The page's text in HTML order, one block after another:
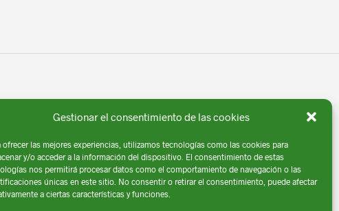
Gestionar el consentimiento de las cookies
ofrecer las mejores experiencias, utilizamos tecnologías como las cookies para
y/o acceder a la información del dispositivo. El consentimiento de estas
nos permitirá procesar datos como el comportamiento de navegación o las
únicas en este sitio. No consentir o retirar el consentimiento, puede afectar
a ciertas características y funciones.
|Aviso Legal | Diseño porComga